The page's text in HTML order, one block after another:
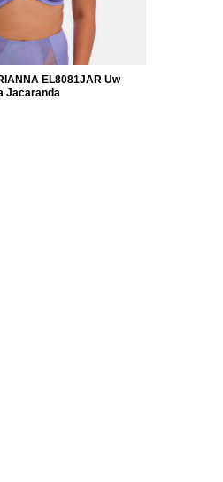
EL8081JAR Uw
Jacaranda